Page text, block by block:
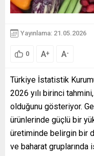
Yayınlama: 21.05.2026
0 A+ A-
Türkiye İstatistik
2026 yılı birinci
olduğunu gösteriyor.
ürünlerinde güçlü bir
üretiminde belirgin bir
ve baharat gruplarında